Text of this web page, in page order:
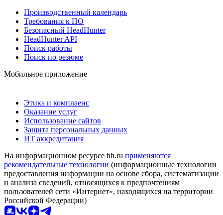
Производственный календарь
Требования к ПО
Безопасный HeadHunter
HeadHunter API
Поиск работы
Поиск по резюме
Мобильное приложение
Этика и комплаенс
Оказание услуг
Использование сайтов
Защита персональных данных
ИТ аккредитация
На информационном ресурсе hh.ru применяются
рекомендательные технологии (информационные технологии
предоставления информации на основе сбора, систематизации
и анализа сведений, относящихся к предпочтениям
пользователей сети «Интернет», находящихся на территории
Российской Федерации)